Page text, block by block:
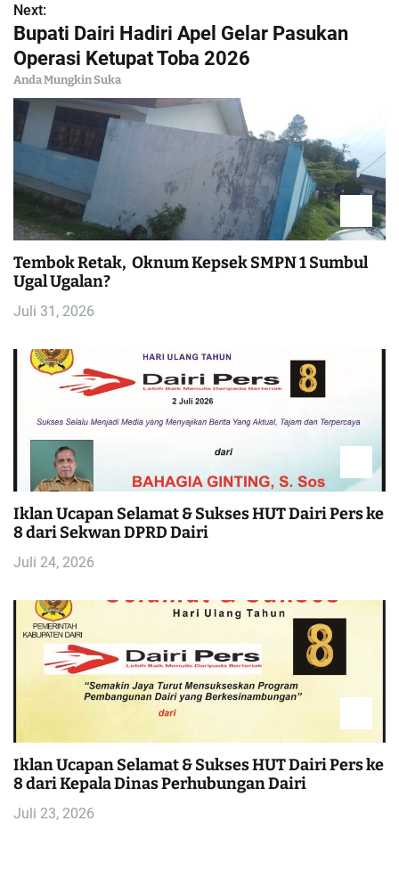
v
i
g
a
s
i
p
o
Next:
Bupati Dairi Hadiri Apel Gelar Pasukan
Operasi Ketupat Toba 2026
Anda Mungkin Suka
Tembok Retak, Oknum Kepsek SMPN 1 Sumbul
Ugal Ugalan?
Juli 31, 2026
Iklan Ucapan Selamat & Sukses HUT Dairi Pers ke
8 dari Sekwan DPRD Dairi
Juli 24, 2026
Iklan Ucapan Selamat & Sukses HUT Dairi Pers ke
8 dari Kepala Dinas Perhubungan Dairi
Juli 23, 2026